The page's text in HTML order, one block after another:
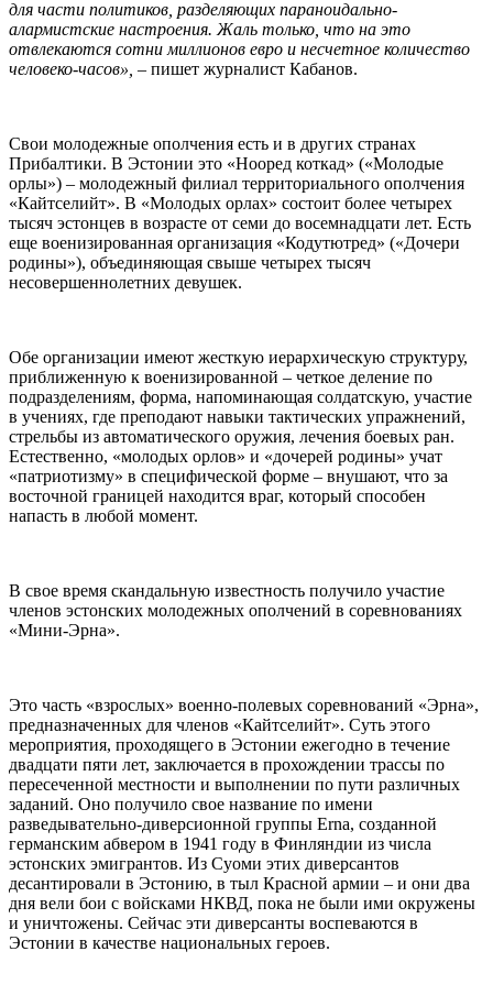
для части политиков, разделяющих параноидально-
алармистские настроения. Жаль только, что на это
отвлекаются сотни миллионов евро и несчетное количество
человеко-часов», – пишет журналист Кабанов.
Свои молодежные ополчения есть и в других странах
Прибалтики. В Эстонии это «Нооред коткад» («Молодые
орлы») – молодежный филиал территориального ополчения
«Кайтселийт». В «Молодых орлах» состоит более четырех
тысяч эстонцев в возрасте от семи до восемнадцати лет. Есть
еще военизированная организация «Кодутютред» («Дочери
родины»), объединяющая свыше четырех тысяч
несовершеннолетних девушек.
Обе организации имеют жесткую иерархическую структуру,
приближенную к военизированной – четкое деление по
подразделениям, форма, напоминающая солдатскую, участие
в учениях, где преподают навыки тактических упражнений,
стрельбы из автоматического оружия, лечения боевых ран.
Естественно, «молодых орлов» и «дочерей родины» учат
«патриотизму» в специфической форме – внушают, что за
восточной границей находится враг, который способен
напасть в любой момент.
В свое время скандальную известность получило участие
членов эстонских молодежных ополчений в соревнованиях
«Мини-Эрна».
Это часть «взрослых» военно-полевых соревнований «Эрна»,
предназначенных для членов «Кайтселийт». Суть этого
мероприятия, проходящего в Эстонии ежегодно в течение
двадцати пяти лет, заключается в прохождении трассы по
пересеченной местности и выполнении по пути различных
заданий. Оно получило свое название по имени
разведывательно-диверсионной группы Erna, созданной
германским абвером в 1941 году в Финляндии из числа
эстонских эмигрантов. Из Суоми этих диверсантов
десантировали в Эстонию, в тыл Красной армии – и они два
дня вели бои с войсками НКВД, пока не были ими окружены
и уничтожены. Сейчас эти диверсанты воспеваются в
Эстонии в качестве национальных героев.